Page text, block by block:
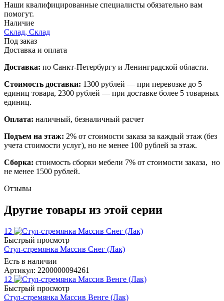
Наши квалифицированные специалисты обязательно вам
помогут.
Наличие
Склад, Склад
Под заказ
Доставка и оплата
Доставка: по Санкт-Петербургу и Ленинградской области.
Стоимость доставки: 1300 рублей — при перевозке до 5
единиц товара, 2300 рублей — при доставке более 5 товарных
единиц.
Оплата: наличный, безналичный расчет
Подъем на этаж: 2% от стоимости заказа за каждый этаж (без
учета стоимости услуг), но не менее 100 рублей за этаж.
Сборка: стоимость сборки мебели 7% от стоимости заказа, но
не менее 1500 рублей.
Отзывы
Другие товары из этой серии
12
Быстрый просмотр
Стул-стремянка Массив Снег (Лак)
Есть в наличии
Артикул: 2200000094261
12
Быстрый просмотр
Стул-стремянка Массив Венге (Лак)